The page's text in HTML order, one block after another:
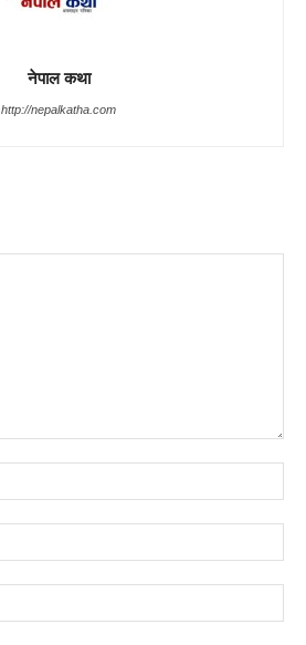
नेपाल कथा
http://nepalkatha.com